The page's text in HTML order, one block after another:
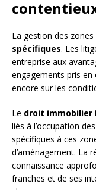
La gestion des
spécifiques. Les
entreprise aux
engagements pris
encore sur les
Le droit immobilier
liés à l’occupation
spécifiques à ces
d’aménagement. La
connaissance
franches et de ses